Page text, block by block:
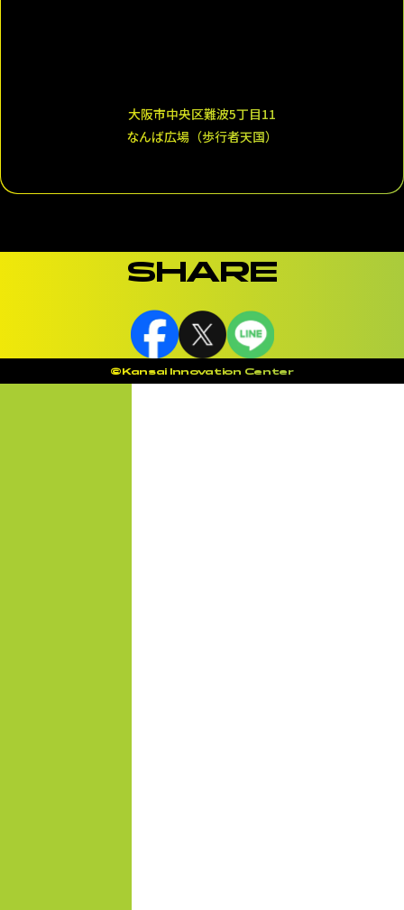
大阪市中央区難波5丁目11
なんば広場（歩行者天国）
SHARE
©Kansai Innovation Center